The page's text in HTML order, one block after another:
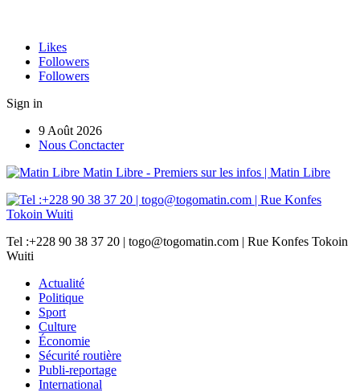
Likes
Followers
Followers
Sign in
9 Août 2026
Nous Conctacter
Matin Libre - Premiers sur les infos | Matin Libre
Tel :+228 90 38 37 20 | togo@togomatin.com | Rue Konfes Tokoin
Wuiti
Actualité
Politique
Sport
Culture
Économie
Sécurité routière
Publi-reportage
International